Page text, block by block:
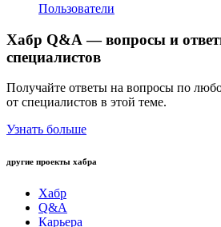
Пользователи
Хабр Q&A — вопросы и
специалистов
Получайте ответы на вопросы по
от специалистов в этой теме.
Узнать больше
другие проекты хабра
Хабр
Q&A
Карьера